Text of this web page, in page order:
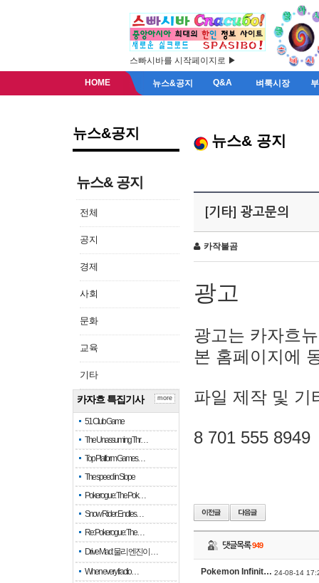
스빠시바를 시작페이지로 ▶
HOME 뉴스&공지 Q&A 벼룩시장
뉴스&공지
뉴스& 공지
전체
공지
경제
사회
문화
교육
기타
카자흐 특집기사
51 Club Game
The Unassuming Thr…
Top Platform Games…
The speed in Slope
Pokerogue: The Pok…
Snow Rider: Endles…
Re: Pokerogue: The…
Drive Mad: 물리 엔진이 …
When every fractio…
more
뉴스& 공지
[기타] 광고문의
카작불곰
광고
광고는 카자흐
본 홈페이지에
파일 제작 및 기
8 701 555 8949
댓글목록949
Pokemon Infinit… 24-08-14